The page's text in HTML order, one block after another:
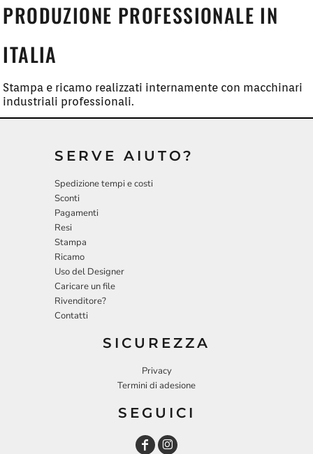
PRODUZIONE PROFESSIONALE IN
ITALIA
Stampa e ricamo realizzati internamente con macchinari
industriali professionali.
SERVE AIUTO?
Spedizione tempi e costi
Sconti
Pagamenti
Resi
Stampa
Ricamo
Uso del Designer
Caricare un file
Rivenditore?
Contatti
SICUREZZA
Privacy
Termini di adesione
SEGUICI